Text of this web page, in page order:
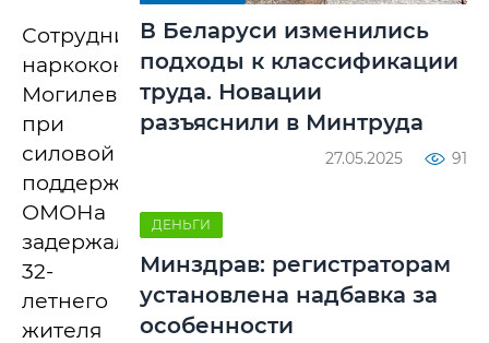
Сотрудники
наркоконтроля
Могилевщины
при
силовой
поддержке
ОМОНа
задержали
32-
летнего
жителя
В Беларуси изменились
подходы к классификации
труда. Новации
разъяснили в Минтруда
27.05.2025 91
ДЕНЬГИ
Минздрав: регистраторам
установлена надбавка за
особенности